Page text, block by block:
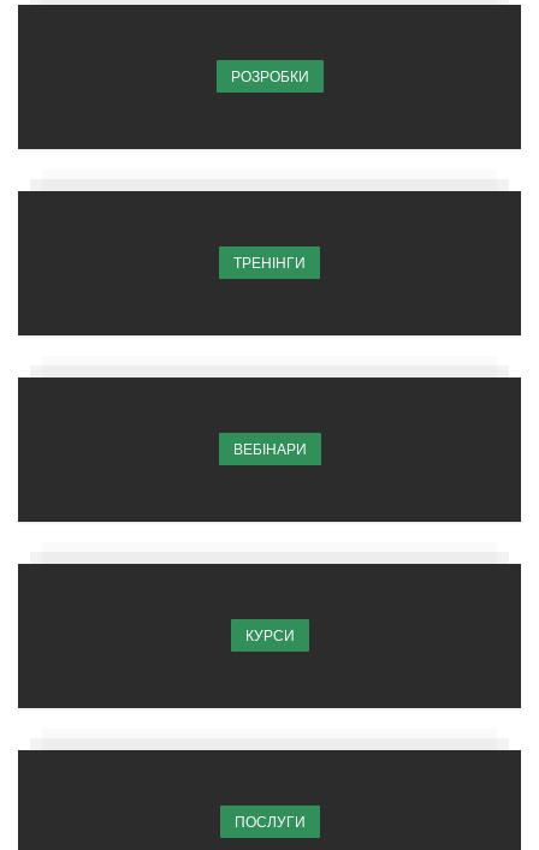
РОЗРОБКИ
ТРЕНІНГИ
ВЕБІНАРИ
КУРСИ
ПОСЛУГИ